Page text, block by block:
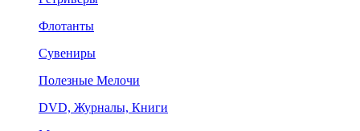
Флотанты
Сувениры
Полезные Мелочи
DVD, Журналы, Книги